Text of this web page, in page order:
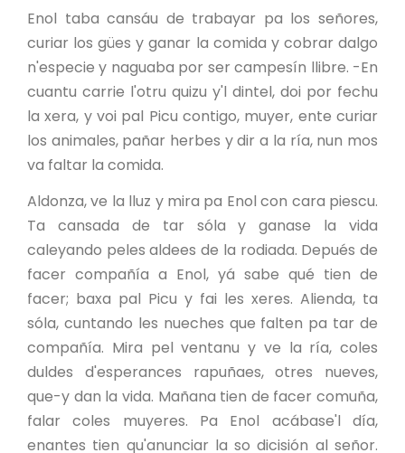
Enol taba cansáu de trabayar pa los señores,
curiar los gües y ganar la comida y cobrar dalgo
n'especie y naguaba por ser campesín llibre. -En
cuantu carrie l'otru quizu y'l dintel, doi por fechu
la xera, y voi pal Picu contigo, muyer, ente curiar
los animales, pañar herbes y dir a la ría, nun mos
va faltar la comida.
Aldonza, ve la lluz y mira pa Enol con cara piescu.
Ta cansada de tar sóla y ganase la vida
caleyando peles aldees de la rodiada. Depués de
facer compañía a Enol, yá sabe qué tien de
facer; baxa pal Picu y fai les xeres. Alienda, ta
sóla, cuntando les nueches que falten pa tar de
compañía. Mira pel ventanu y ve la ría, coles
duldes d'esperances rapuñaes, otres nueves,
que-y dan la vida. Mañana tien de facer comuña,
falar coles muyeres. Pa Enol acábase'l día,
enantes tien qu'anunciar la so dicisión al señor.